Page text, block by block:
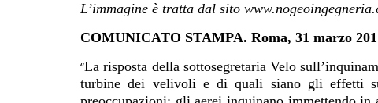
L’immagine è tratta dal sito
COMUNICATO STAMPA. Roma, 31 marzo
“La risposta della sottosegretaria Velo
turbine dei velivoli e di quali siano gli effetti